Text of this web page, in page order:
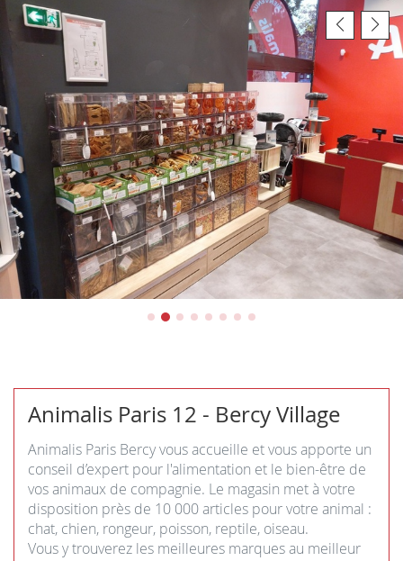
-
Bercy
Village
Animalis Paris 12 - Bercy Village
Animalis Paris Bercy vous accueille et vous apporte un
conseil d’expert pour l'alimentation et le bien-être de
vos animaux de compagnie. Le magasin met à votre
disposition près de 10 000 articles pour votre animal :
chat, chien, rongeur, poisson, reptile, oiseau.
Vous y trouverez les meilleures marques au meilleur